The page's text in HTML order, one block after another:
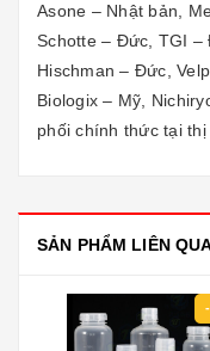
Asone – Nhật bản,
Schotte – Đức, TGI –
Hischman – Đức,
Biologix – Mỹ,
phối chính thức tại thị
SẢN PHẨM LIÊN